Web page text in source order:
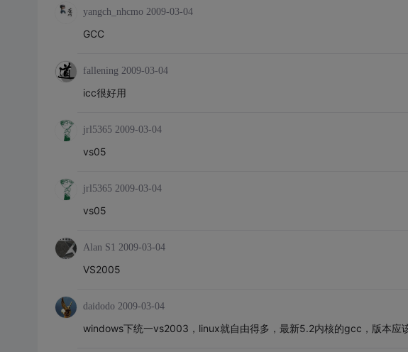
yangch_nhcmo 2009-03-04
GCC
fallening 2009-03-04
icc很好用
jrl5365 2009-03-04
vs05
jrl5365 2009-03-04
vs05
Alan S1 2009-03-04
VS2005
daidodo 2009-03-04
windows下统一vs2003，linux就自由得多，最新5.2内核的gcc，版本应该